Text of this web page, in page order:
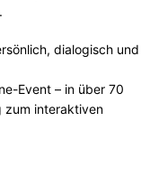
dialogisch und
Event – in über 70
zum interaktiven